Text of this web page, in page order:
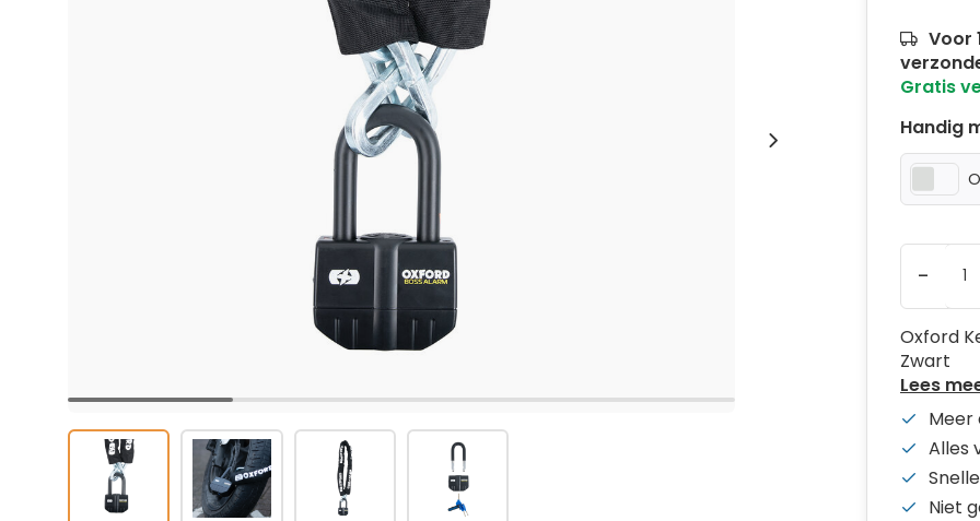
Voor
Gratis
Handig
-
Oxford
Zwart
Lees
Meer
Alles
Niet